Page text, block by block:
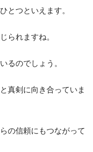
とつといえます。
られますね。
るのでしょう。
真剣に向き合っていま
の信頼にもつながって